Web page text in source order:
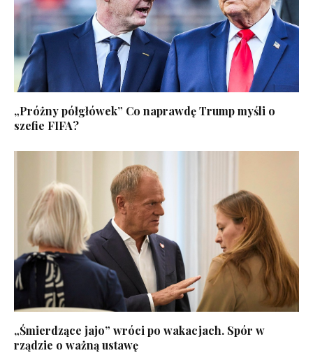
„Próżny półgłówek” Co naprawdę Trump myśli o
szefie FIFA?
„Śmierdzące jajo” wróci po wakacjach. Spór w
rządzie o ważną ustawę